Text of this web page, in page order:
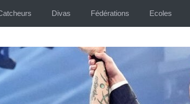
Divas Fédérations Ecoles